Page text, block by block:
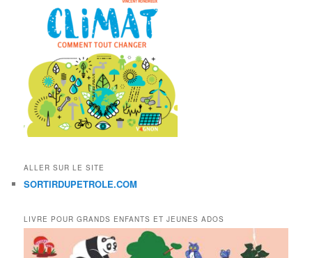
ALLER SUR LE SITE
SORTIRDUPETROLE.COM
LIVRE POUR GRANDS ENFANTS ET JEUNES ADOS